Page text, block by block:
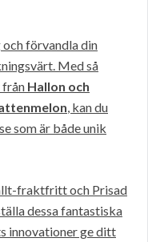
förvandla din
Med så
från Hallon och
, kan du
som är både unik
fraktfritt och Prisad
dessa fantastiska
innovationer ge ditt